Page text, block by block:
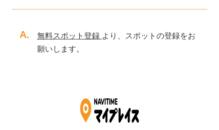
A. 無料スポット登録 より、スポットの登録をお
願いします。